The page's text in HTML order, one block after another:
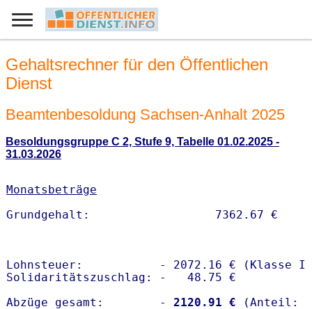
Gehaltsrechner für den Öffentlichen
Dienst
Beamtenbesoldung Sachsen-Anhalt 2025
Besoldungsgruppe C 2, Stufe 9, Tabelle 01.02.2025 -
31.03.2026
Monatsbeträge
Lohnsteuer:           - 2072.16 € (Klasse I)
Solidaritätszuschlag: -   48.75 €
Abzüge gesamt:        -
2120.91 €